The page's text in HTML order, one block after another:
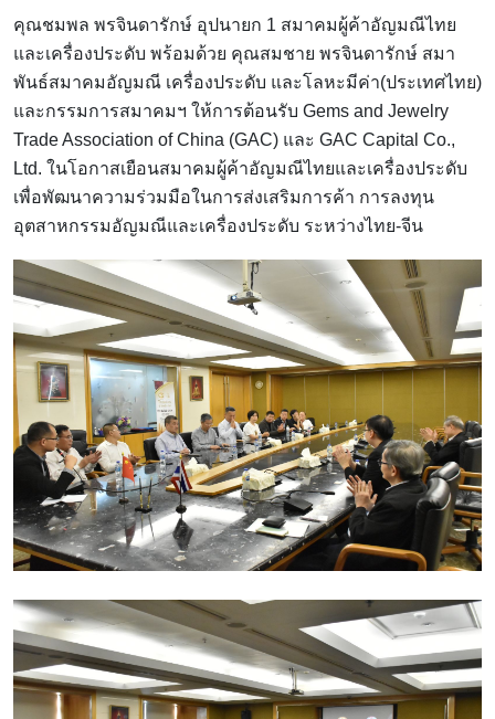
คุณชมพล พรจินดารักษ์ อุปนายก 1 สมาคมผู้ค้าอัญมณีไทย
และเครื่องประดับ พร้อมด้วย คุณสมชาย พรจินดารักษ์ สมา
พันธ์สมาคมอัญมณี เครื่องประดับ และโลหะมีค่า(ประเทศไทย)
และกรรมการสมาคมฯ ให้การต้อนรับ Gems and Jewelry
Trade Association of China (GAC) และ GAC Capital Co.,
Ltd. ในโอกาสเยือนสมาคมผู้ค้าอัญมณีไทยและเครื่องประดับ
เพื่อพัฒนาความร่วมมือในการส่งเสริมการค้า การลงทุน
อุตสาหกรรมอัญมณีและเครื่องประดับ ระหว่างไทย-จีน